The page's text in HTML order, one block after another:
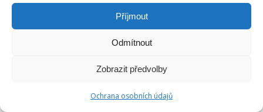
Příjmout
Odmítnout
Zobrazit předvolby
Ochrana osobních údajů